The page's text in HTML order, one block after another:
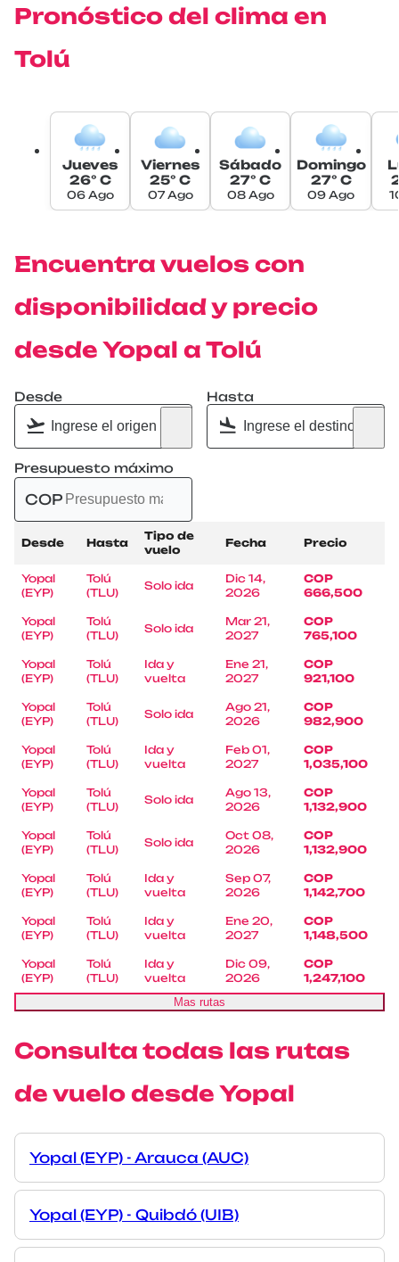
Pronóstico del clima en
Tolú
Jueves
26° C
06 Ago
Viernes
25° C
07 Ago
Sábado
27° C
08 Ago
Domingo
27° C
09 Ago
Encuentra vuelos con
disponibilidad y precio
desde Yopal a Tolú
Desde Hasta
Presupuesto máximo
COP
Desde Hasta
Tipo de
vuelo
Fecha Precio
Yopal
(EYP)
Tolú
(TLU)
Solo ida
Dic 14,
2026
COP
666,500
Yopal
(EYP)
Tolú
(TLU)
Solo ida
Mar 21,
2027
COP
765,100
Yopal
(EYP)
Tolú
(TLU)
Ida y
vuelta
Ene 21,
2027
COP
921,100
Yopal
(EYP)
Tolú
(TLU)
Solo ida
Ago 21,
2026
COP
982,900
Yopal
(EYP)
Tolú
(TLU)
Ida y
vuelta
Feb 01,
2027
COP
1,035,100
Yopal
(EYP)
Tolú
(TLU)
Solo ida
Ago 13,
2026
COP
1,132,900
Yopal
(EYP)
Tolú
(TLU)
Solo ida
Oct 08,
2026
COP
1,132,900
Yopal
(EYP)
Tolú
(TLU)
Ida y
vuelta
Sep 07,
2026
COP
1,142,700
Yopal
(EYP)
Tolú
(TLU)
Ida y
vuelta
Ene 20,
2027
COP
1,148,500
Yopal
(EYP)
Tolú
(TLU)
Ida y
vuelta
Dic 09,
2026
COP
1,247,100
Mas rutas
Consulta todas las rutas
de vuelo desde Yopal
Yopal (EYP) - Arauca (AUC)
Yopal (EYP) - Quibdó (UIB)